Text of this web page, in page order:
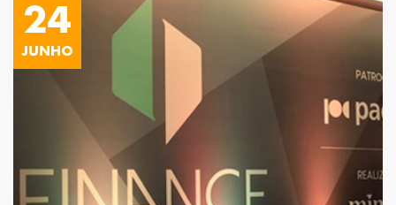
24
JUNHO